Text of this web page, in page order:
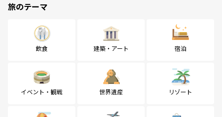
旅のテーマ
飲食 建築・アート 宿泊
イベント・観戦 世界遺産 リゾート